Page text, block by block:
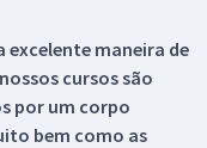
excelente maneira de
cursos são
por um corpo
bem como as